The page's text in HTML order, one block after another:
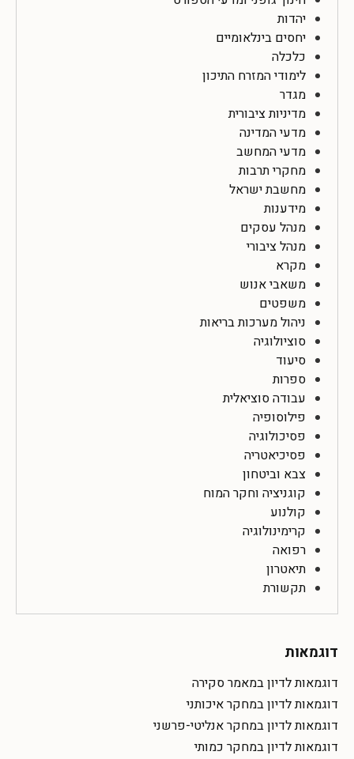
יהדות
יחסים בינלאומיים
כלכלה
לימודי המזרח התיכון
מגדר
מדיניות ציבורית
מדעי המדינה
מדעי המחשב
מחקרי תרבות
מחשבת ישראל
מידענות
מנהל עסקים
מנהל ציבורי
מקרא
משאבי אנוש
משפטים
ניהול מערכות בריאות
סוציולוגיה
סיעוד
ספרות
עבודה סוציאלית
פילוסופיה
פסיכולוגיה
פסיכיאטריה
צבא וביטחון
קוגניציה וחקר המוח
קולנוע
קרימינולוגיה
רפואה
תיאטרון
תקשורת
דוגמאות
דוגמאות לדיון במאמר סקירה
דוגמאות לדיון במחקר איכותני
דוגמאות לדיון במחקר אנליטי-פרשני
דוגמאות לדיון במחקר כמותי